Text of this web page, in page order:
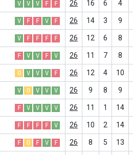
V V V F F 26 16 6 4
V F F V F 26 14 3 9
V F F F F 26 12 6 8
F V V F V 26 11 7 8
O V V V F 26 12 4 10
V O V V V 26 9 8 9
F V V V V 26 11 1 14
F F F F V 26 10 2 14
F O F V F 26 8 5 13